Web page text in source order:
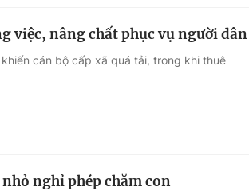
việc, nâng chất phục vụ người dân
cán bộ cấp xã quá tải, trong khi thuê
nghỉ phép chăm con